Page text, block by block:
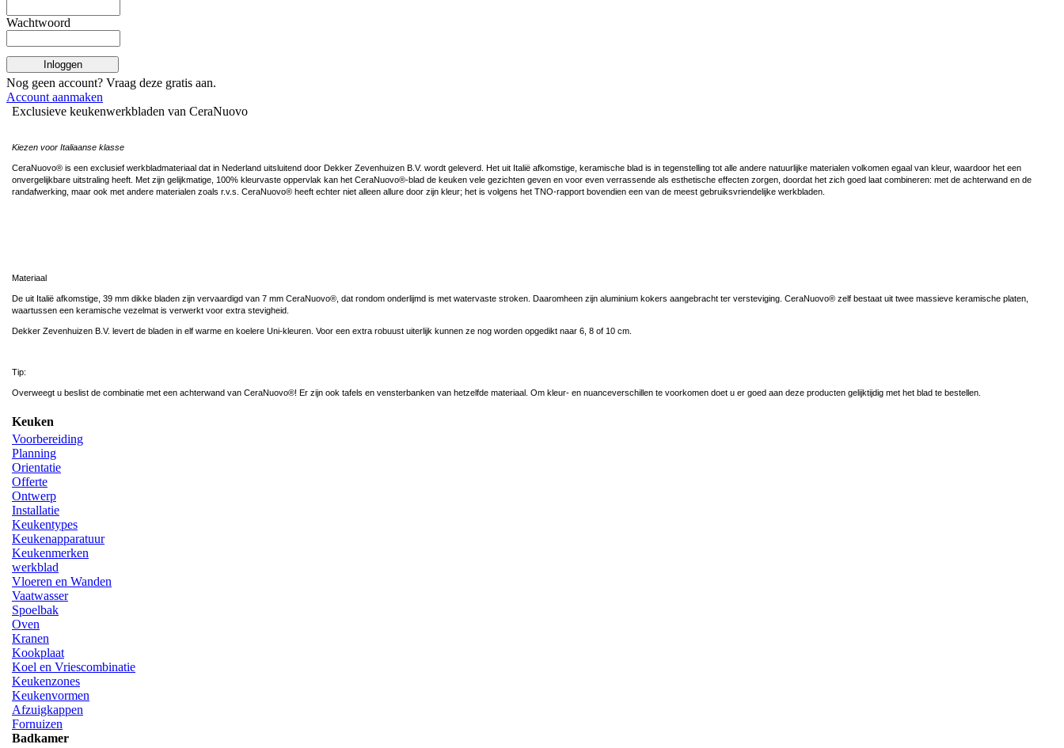
Wachtwoord
Inloggen
Nog geen account? Vraag deze gratis aan.
Account aanmaken
Exclusieve keukenwerkbladen van CeraNuovo
Kiezen voor Italiaanse klasse
CeraNuovo® is een exclusief werkbladmateriaal dat in Nederland uitsluitend door Dekker Zevenhuizen B.V. wordt geleverd. Het uit Italië afkomstige, keramische blad is in tegenstelling tot alle andere natuurlijke materialen volkomen egaal van kleur, waardoor het een
onvergelijkbare uitstraling heeft. Met zijn gelijkmatige, 100% kleurvaste oppervlak kan het CeraNuovo®-blad de keuken vele gezichten geven en voor even verrassende als esthetische effecten zorgen, doordat het zich goed laat combineren: met de achterwand en de
randafwerking, maar ook met andere materialen zoals r.v.s. CeraNuovo® heeft echter niet alleen allure door zijn kleur; het is volgens het TNO-rapport bovendien een van de meest gebruiksvriendelijke werkbladen.
Materiaal
De uit Italië afkomstige, 39 mm dikke bladen zijn vervaardigd van 7 mm CeraNuovo®, dat rondom onderlijmd is met watervaste stroken. Daaromheen zijn aluminium kokers aangebracht ter versteviging. CeraNuovo® zelf bestaat uit twee massieve keramische platen,
waartussen een keramische vezelmat is verwerkt voor extra stevigheid.
Dekker Zevenhuizen B.V. levert de bladen in elf warme en koelere Uni-kleuren. Voor een extra robuust uiterlijk kunnen ze nog worden opgedikt naar 6, 8 of 10 cm.
Tip:
Overweegt u beslist de combinatie met een achterwand van CeraNuovo®! Er zijn ook tafels en vensterbanken van hetzelfde materiaal. Om kleur- en nuanceverschillen te voorkomen doet u er goed aan deze producten gelijktijdig met het blad te bestellen.
Keuken
Voorbereiding
Planning
Orientatie
Offerte
Ontwerp
Installatie
Keukentypes
Keukenapparatuur
Keukenmerken
werkblad
Vloeren en Wanden
Vaatwasser
Spoelbak
Oven
Kranen
Kookplaat
Koel en Vriescombinatie
Keukenzones
Keukenvormen
Afzuigkappen
Fornuizen
Badkamer